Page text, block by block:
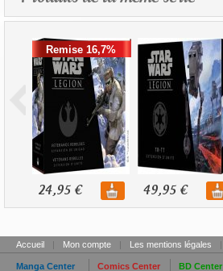
Remise 16,7%
24,95 € 49,95 €
Accueil | Mon compte | Les mentions légales |
Manga Center
Comics Center
BD Center